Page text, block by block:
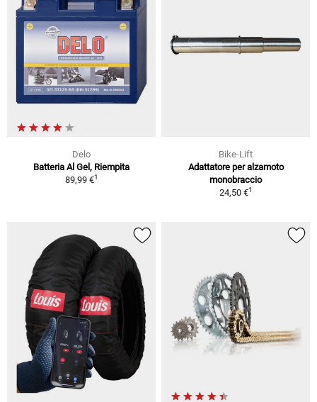
Delo
Batteria Al Gel, Riempita
89,99 €1
Bike-Lift
Adattatore per alzamoto
monobraccio
24,50 €1